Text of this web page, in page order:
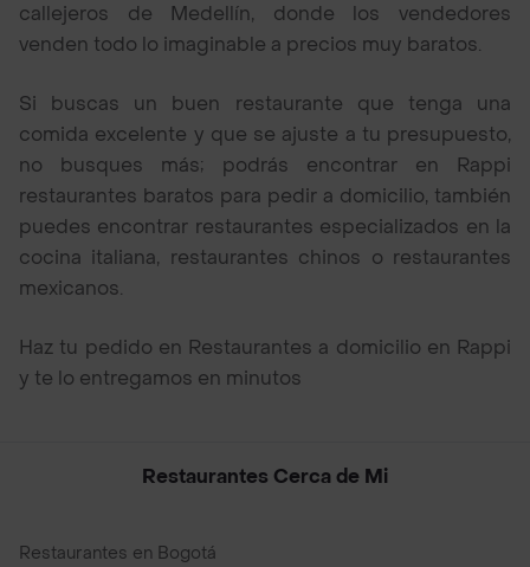
callejeros de Medellín, donde los vendedores
venden todo lo imaginable a precios muy baratos.
Si buscas un buen restaurante que tenga una
comida excelente y que se ajuste a tu presupuesto,
no busques más; podrás encontrar en Rappi
restaurantes baratos para pedir a domicilio, también
puedes encontrar restaurantes especializados en la
cocina italiana, restaurantes chinos o restaurantes
mexicanos.
Haz tu pedido en Restaurantes a domicilio en Rappi
y te lo entregamos en minutos
Restaurantes Cerca de Mi
Restaurantes en Bogotá